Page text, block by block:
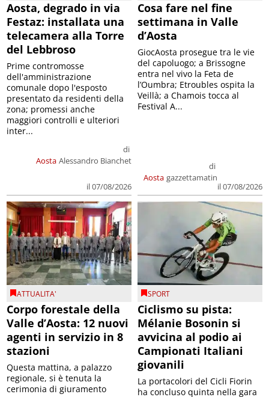
Aosta, degrado in via
Festaz: installata una
telecamera alla Torre
del Lebbroso
Aosta
di
Alessandro Bianchet
il 07/08/2026
Prime contromosse
dell'amministrazione
comunale dopo l'esposto
presentato da residenti della
zona; promessi anche
maggiori controlli e ulteriori
inter...
Cosa fare nel fine
settimana in Valle
d’Aosta
Aosta
di
gazzettamatin
il 07/08/2026
GiocAosta prosegue tra le vie
del capoluogo; a Brissogne
entra nel vivo la Feta de
l’Oumbra; Etroubles ospita la
Veillà; a Chamois tocca al
Festival A...
ATTUALITA'
Corpo forestale della
Valle d’Aosta: 12 nuovi
agenti in servizio in 8
stazioni
Questa mattina, a palazzo
regionale, si è tenuta la
cerimonia di giuramento
SPORT
Ciclismo su pista:
Mélanie Bosonin si
avvicina al podio ai
Campionati Italiani
giovanili
La portacolori del Cicli Fiorin
ha concluso quinta nella gara